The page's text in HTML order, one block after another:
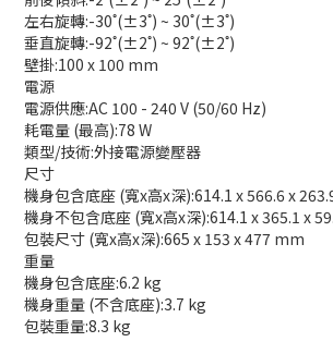
左右旋轉:-30˚(±3˚) ~ 30˚(±3˚)
垂直旋轉:-92˚(±2˚) ~ 92˚(±2˚)
壁掛:100 x 100 mm
電源
電源供應:AC 100 - 240 V (50/60 Hz)
耗電量 (最高):78 W
類型/技術:外接電源變壓器
尺寸
機身包含底座 (寬x高x深):614.1 x 566.6 x
機身不包含底座 (寬x高x深):614.1 x 365.1 x
包裝尺寸 (寬x高x深):665 x 153 x 477 mm
重量
機身包含底座:6.2 kg
機身重量 (不含底座):3.7 kg
包裝重量:8.3 kg